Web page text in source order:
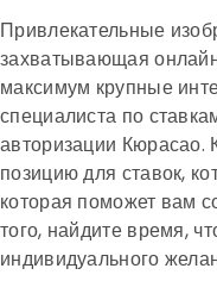
Привлекательные
захватывающая
максимум крупные
специалиста по
авторизации Кюрасао.
позицию для ставок,
которая поможет вам
того, найдите время,
индивидуального